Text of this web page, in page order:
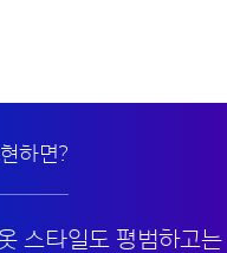
하면?
스타일도 평범하고는